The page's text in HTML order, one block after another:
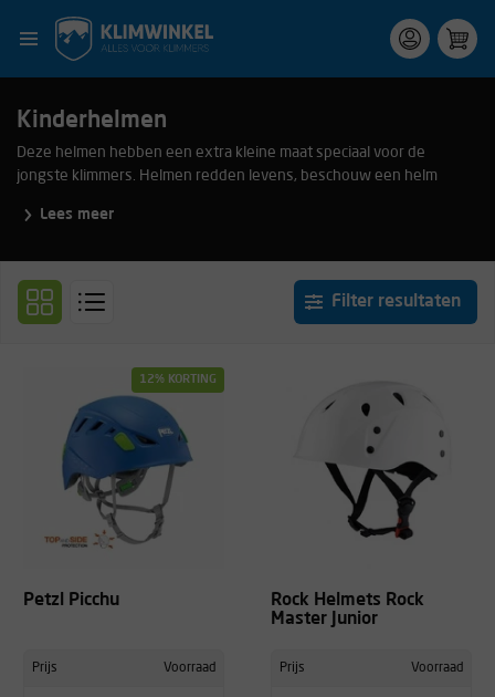
Kinderhelmen
Deze helmen hebben een extra kleine maat speciaal voor de
jongste klimmers. Helmen redden levens, beschouw een helm
eens de keuzehulp
Lees meer
Filter resultaten
12% KORTING
Petzl Picchu
Prijs Voorraad
Rock Helmets Rock
Master Junior
Prijs Voorraad